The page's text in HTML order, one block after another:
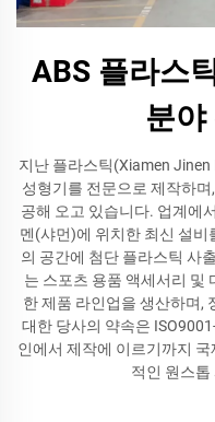
ABS 플라스
분야
지난 플라스틱(Xiamen
성형기를 전문으로 제작하
공해 오고 있습니다. 업계에
멘(샤먼)에 위치한 최신 설비
의 공간에 첨단 플라스틱 사
는 스포츠 용품 액세서리 및
한 제품 라인업을 생산하며,
대한 당사의 약속은
인에서 제작에 이르기까지
적인 원스